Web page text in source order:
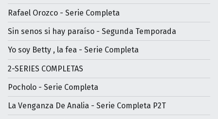
Rafael Orozco - Serie Completa
Sin senos si hay paraíso - Segunda Temporada
Yo soy Betty , la fea - Serie Completa
2-SERIES COMPLETAS
Pocholo - Serie Completa
La Venganza De Analia - Serie Completa P2T